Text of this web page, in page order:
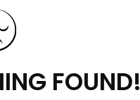
FOUND!